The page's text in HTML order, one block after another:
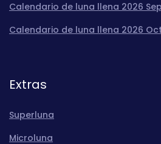
Calendario de luna llena 2026
Calendario de luna llena 2026
Extras
Superluna
Microluna